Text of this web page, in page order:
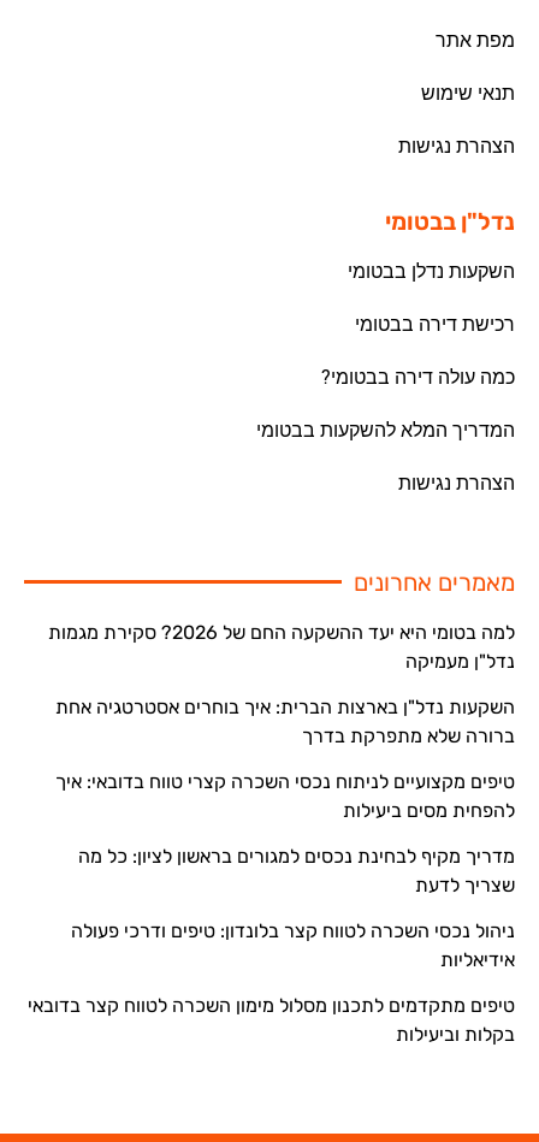
מפת אתר
תנאי שימוש
הצהרת נגישות
נדל"ן בבטומי
השקעות נדלן בבטומי
רכישת דירה בבטומי
כמה עולה דירה בבטומי?
המדריך המלא להשקעות בבטומי
הצהרת נגישות
מאמרים אחרונים
למה בטומי היא יעד ההשקעה החם של 2026? סקירת מגמות
נדל"ן מעמיקה
השקעות נדל"ן בארצות הברית: איך בוחרים אסטרטגיה אחת
ברורה שלא מתפרקת בדרך
טיפים מקצועיים לניתוח נכסי השכרה קצרי טווח בדובאי: איך
להפחית מסים ביעילות
מדריך מקיף לבחינת נכסים למגורים בראשון לציון: כל מה
שצריך לדעת
ניהול נכסי השכרה לטווח קצר בלונדון: טיפים ודרכי פעולה
אידיאליות
טיפים מתקדמים לתכנון מסלול מימון השכרה לטווח קצר בדובאי
בקלות וביעילות